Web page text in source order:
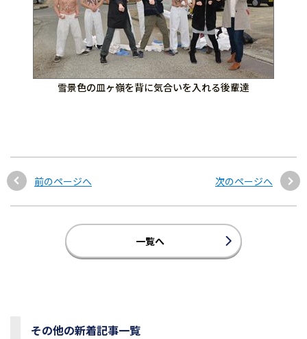
雪景色の皿ヶ嶺を背に気合いを入れる後輩達
前のページへ 次のページへ
一覧へ
その他の新着記事一覧